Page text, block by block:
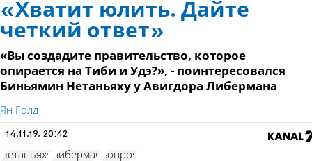
«Хватит юлить. Дайте
четкий ответ»
«Вы создадите правительство, которое
опирается на Тиби и Удэ?», - поинтересовался
Биньямин Нетаньяху у Авигдора Либермана
Ян Голд
14.11.19, 20:42
Нетаньяху Либерман вопрос